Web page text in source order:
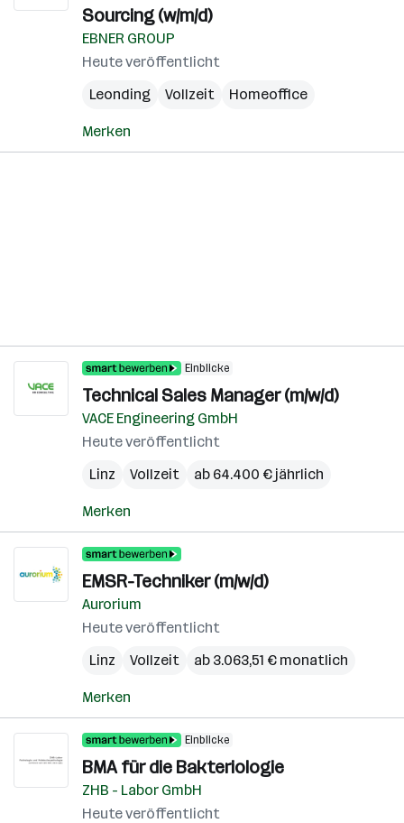
Sourcing (w/m/d)
EBNER GROUP
Heute veröffentlicht
Leonding
Vollzeit Homeoffice
Merken
Einblicke
Technical Sales Manager (m/w/d)
VACE Engineering GmbH
Heute veröffentlicht
Linz
Vollzeit ab 64.400 € jährlich
Merken
EMSR-Techniker (m/w/d)
Aurorium
Heute veröffentlicht
Linz
Vollzeit ab 3.063,51 € monatlich
Merken
Einblicke
BMA für die Bakteriologie
ZHB - Labor GmbH
Heute veröffentlicht